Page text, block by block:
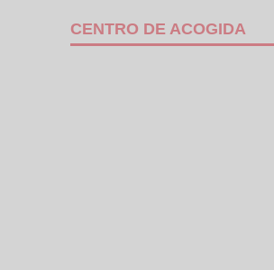
CENTRO DE ACOGIDA